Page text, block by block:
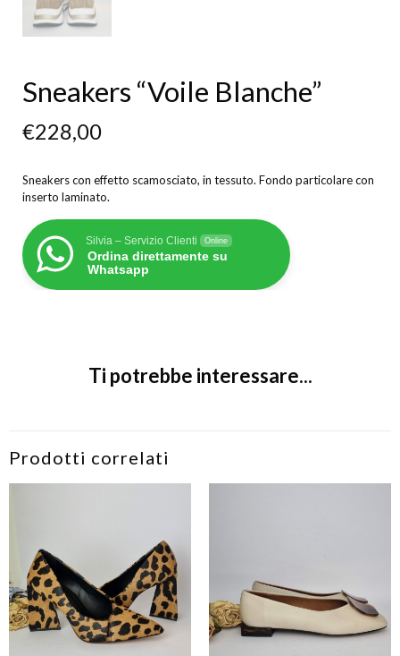
Sneakers “Voile Blanche”
€228,00
Sneakers con effetto scamosciato, in tessuto. Fondo particolare con
inserto laminato.
Silvia – Servizio Clienti Online
Ordina direttamente su
Whatsapp
Ti potrebbe interessare...
Prodotti correlati